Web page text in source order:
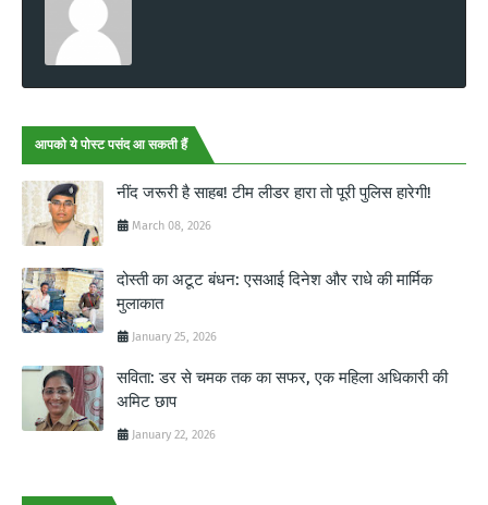
आपको ये पोस्ट पसंद आ सकती हैं
नींद जरूरी है साहब! टीम लीडर हारा तो पूरी पुलिस हारेगी!
March 08, 2026
दोस्ती का अटूट बंधन: एसआई दिनेश और राधे की मार्मिक
मुलाकात
January 25, 2026
सविता: डर से चमक तक का सफर, एक महिला अधिकारी की
अमिट छाप
January 22, 2026